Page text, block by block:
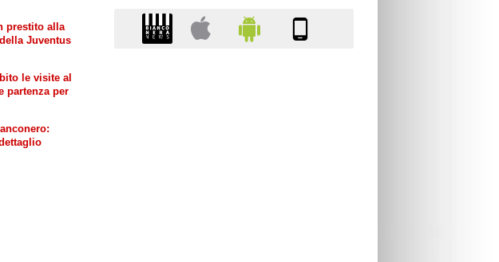
prestito alla
Juventus
le visite al
partenza per